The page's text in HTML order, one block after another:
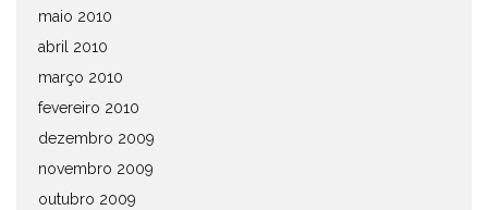
maio 2010
abril 2010
março 2010
fevereiro 2010
dezembro 2009
novembro 2009
outubro 2009